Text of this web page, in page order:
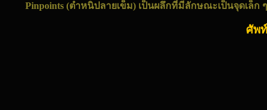
Pinpoints(ตำหนิปลายเข็ม) เป็นผลึกที่มีลักษณะเป็นจุดเล็ก
ศัพ